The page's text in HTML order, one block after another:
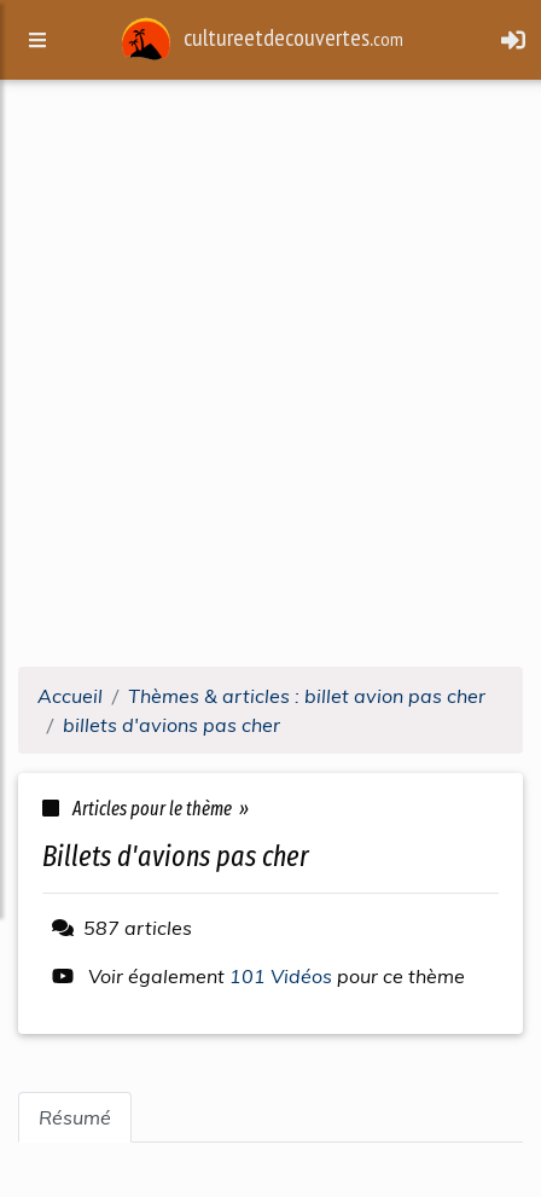
cultureetdecouvertes.com
Accueil
Thèmes & articles : billet avion pas cher
billets d'avions pas cher
Articles pour le thème »
billets d'avions pas cher
587 articles
Voir également 101 Vidéos pour ce thème
Résumé